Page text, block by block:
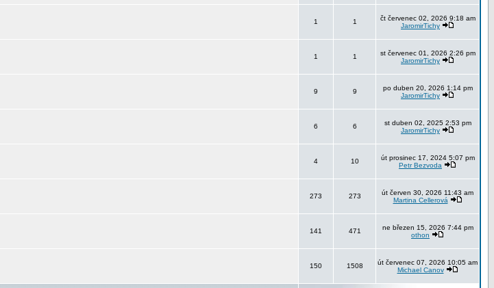
1 1
čt červenec 02, 2026 9:18 am
JaromirTichy
1 1
st červenec 01, 2026 2:26 pm
JaromirTichy
9 9
po duben 20, 2026 1:14 pm
JaromirTichy
6 6
st duben 02, 2025 2:53 pm
JaromirTichy
4 10
út prosinec 17, 2024 5:07 pm
Petr Bezvoda
273 273
út červen 30, 2026 11:43 am
Martina Cellerová
141 471
ne březen 15, 2026 7:44 pm
othon
150 1508
út červenec 07, 2026 10:05 am
Michael Canov